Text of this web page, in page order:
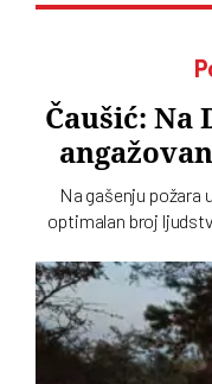
Čaušić: Na
Na gašenju požara
optimalan broj
poslova. Požarom